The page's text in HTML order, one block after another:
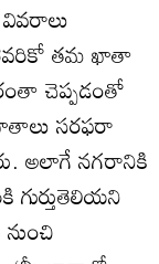
తమ ఖాతా
చెప్పడంతో
సరఫరా
అలాగే నగరానికి
గుర్తుతెలియని